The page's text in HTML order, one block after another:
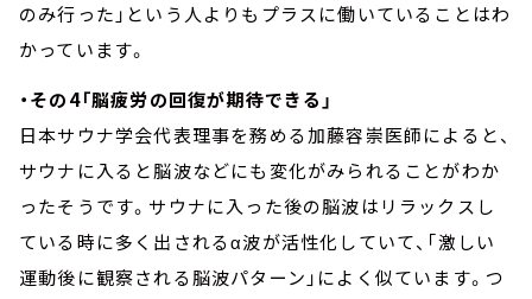
のみ行った」という人よりもプラスに働いていることはわ
かっています。
・その4「脳疲労の回復が期待できる」
日本サウナ学会代表理事を務める加藤容崇医師によると、
サウナに入ると脳波などにも変化がみられることがわか
ったそうです。サウナに入った後の脳波はリラックスし
ている時に多く出されるα波が活性化していて、「激しい
運動後に観察される脳波パターン」によく似ています。つ